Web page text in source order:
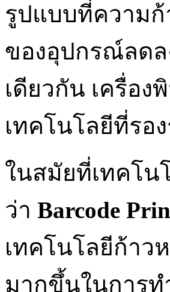
รูปแบบที่ความก้
ของอุปกรณ์ลดล
เดียวกัน เครื่อ
เทคโนโลยีที่รอ
ในสมัยที่เทคโน
ว่า Barcode
เทคโนโลยีก้า
มากขึ้นในการท